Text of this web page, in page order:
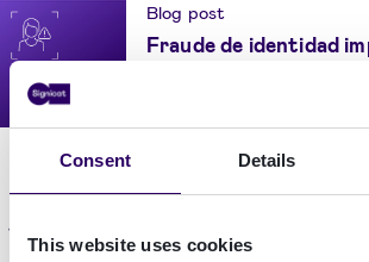
Consent Details
This website uses cookies
Blog post
Fraude de identidad
¿Cómo detectar y
impulsado por IA